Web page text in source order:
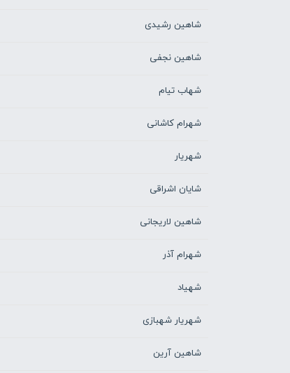
شاهین رشیدی
شاهین نجفی
شهاب تیام
شهرام کاشانی
شهریار
شایان اشراقی
شاهین لاریجانی
شهرام آذر
شهیاد
شهریار شهبازی
شاهین آرین